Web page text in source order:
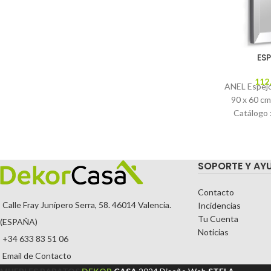
ANEL
90 x 60
Catálogo
Calle Fray Junípero Serra, 58. 46014 Valencia.
(ESPAÑA)
+34 633 83 51 06
Email de Contacto
SOPORTE Y
Contacto
Incidencias
Tu Cuenta
Noticias